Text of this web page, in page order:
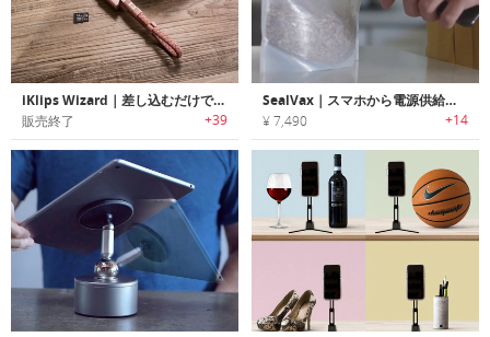
iKlips Wizard｜差し込むだけで容量追加/ファイル管理可能なiOS用マイクロSDカードリーダー「アイクリップウィザード」
販売終了 +39
SealVax｜スマホから電源供給するハンドヘルド真空密閉デバイス「シールヴァックス」
¥ 7,490 +14